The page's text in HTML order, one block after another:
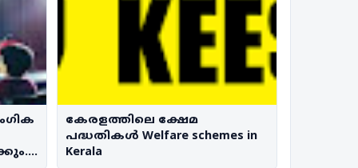
കേരളത്തിലെ ക്ഷേമ
പദ്ധതികൾ Welfare schemes in
Kerala